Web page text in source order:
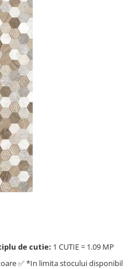
de cutie: 1 CUTIE = 1.09 MP
✅ *In limita stocului disponibil